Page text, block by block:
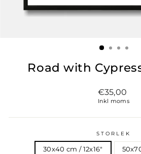
Road with
Vanligt
pris
€35,00
Inkl moms
STORLEK
30x40 cm / 12x16″